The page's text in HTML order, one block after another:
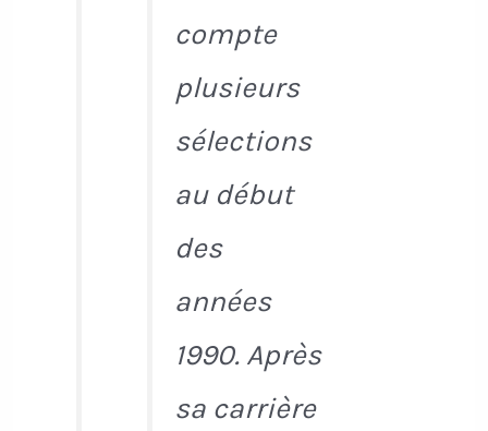
compte
plusieurs
sélections
au début
des
années
1990. Après
sa carrière